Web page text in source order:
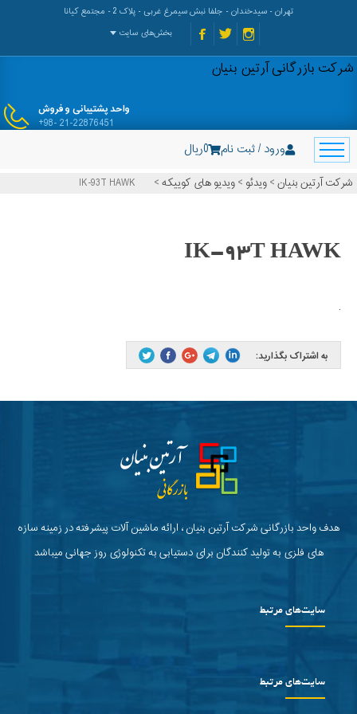
تهران - سیدخندان - جلفا نبش سیمرغ غربی - پلاک 2 - مجتمع کیانا
بخش‌های سایت
شرکت بازرگانی آرتین بنیان
واحد پشتیبانی و فروش
+98- 21-22876451
ورود / ثبت نام 0ریال
شرکت آرتین بنیان>ویدئو >ویدیو های کوییکه>
IK-93T HAWK
IK-93T HAWK
.
به اشتراک بگذارید:
هدف واحد بازرگانی شرکت آرتین بنیان ، ارائه ماشین آلات پیشرفته در زمینه سازه
های فلزی به تولید کنندگان برای دستیابی به تکنولوژی روز جهانی میباشد
سایت‌های مرتبط
سایت‌های مرتبط